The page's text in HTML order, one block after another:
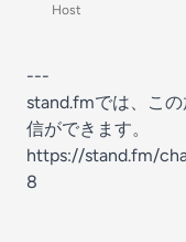
Host
---
stand.fmでは、こ
信ができます。
https://stand.fm/
8